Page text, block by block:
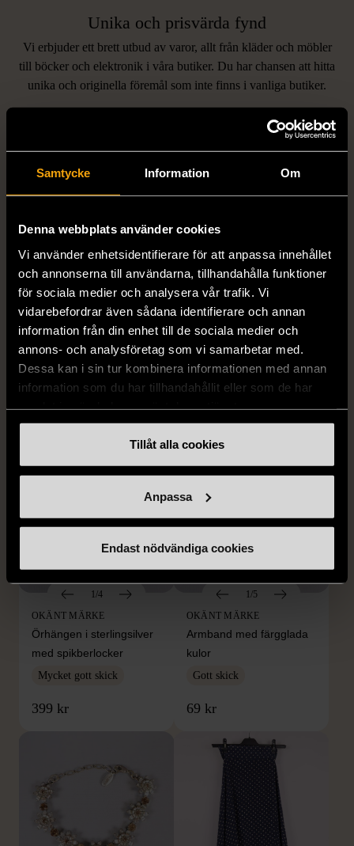
Samtycke Information Om
Denna webbplats använder cookies
Vi använder enhetsidentifierare för att anpassa innehållet
och annonserna till användarna, tillhandahålla funktioner
för sociala medier och analysera vår trafik. Vi
vidarebefordrar även sådana identifierare och annan
information från din enhet till de sociala medier och
annons- och analysföretag som vi samarbetar med.
Dessa kan i sin tur kombinera informationen med annan
information som du har tillhandahållit eller som de har
Tillåt alla cookies
Anpassa
Endast nödvändiga cookies
Unika och prisvärda fynd
Vi erbjuder ett brett utbud av varor, allt från kläder och möbler
till böcker och elektronik i våra butiker. Du har chansen att hitta
unika och originella föremål som inte finns i vanliga butiker.
LIKNANDE PRODUKTER
Hitta produkter som påminner om denna
1/5
Dobber - Beige byxor
med resårmidja
läderimitation
179 kr
1/5
KumKum Ring i
sterlingsilver med svarta
stenar
Gott skick
399 kr
1/4
OKÄNT MÄRKE
Örhängen i sterlingsilver
med spikberlocker
Mycket gott skick
399 kr
1/5
OKÄNT MÄRKE
Armband med färgglada
kulor
Gott skick
69 kr